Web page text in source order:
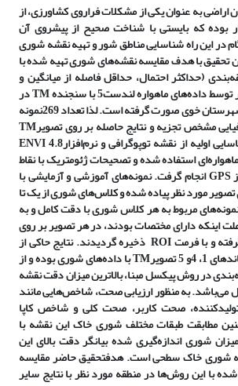
به عنوان یکی از مشکلات فراروی کشاورزی، از
بوده که بایستی با شناخت صحیح از پیشروی آن
در این راه شناسایی مناطق شور و تهیه نقشه شوری
تحقیق با هدف مقایسه نقشههای شوری تهیه شده با
بندی (حداکثر احتمال، حداقل فاصله از میانگین و
توسط دادههای ماهواره لندست5 با سنجنده TMدر
بخشی از اراضی شرق شهرستان خوی صورت گرفته است. لذا تعداد 269نمونه
مشخص تجزیه و نتایج حاصله بر روی تصویرTM
اولیه از نقشه توپوگرافی و نرمافزار4.8 ENVI
ای استفاده شده و تصحیحات ژئومتریک با نقاط
GPSانجام گرفت. نمونههای آموزشی و آزمایشی با
مورد نظر پیاده شده و کلاسهای شوری از یک تا
های مربوط به هر کلاس شوری با دقت کامل و به
اینکه دارای مختصات بودند، در هر تصویر بر روی
و با فرمتROI ذخیره گردیدند. نتایج حاکی از
5 تصویر TMبا دادههای شوری بوده و از
بندی در روش پیکسل مبنا، بالاترین میزان دقت نقشه
میباشد. به منظور ارزیابی صحت، شاخصهایی مانند
صحت کاربر، صحت کلی و شاخص کاپا
مطابقت طبقات مختلف شوری خاک این نقشه با
شوری اندازهگیری شده بیانگر دقت بالای این
شوری خاک سطحی است. هدفتحقیق حاضر مقایسه
با این روشها در منطقه مورد نظر با نتایج سایر